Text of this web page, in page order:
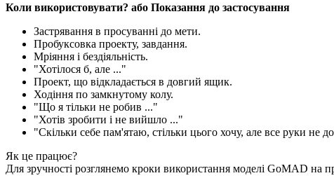
Коли використовувати? або Показання до застосування
Застрявання в просуванні до мети.
Пробуксовка проекту, завдання.
Мріяння і бездіяльність.
"Хотілося б, але ..."
Проект, що відкладається в довгий ящик.
Ходіння по замкнутому колу.
"Що я тільки не робив ..."
"Хотів зробити і не вийшло ..."
"Скільки себе пам'ятаю, стільки цього хочу, але все руки не
Як це працює?
Для зручності розглянемо кроки використання моделі GoMAD на